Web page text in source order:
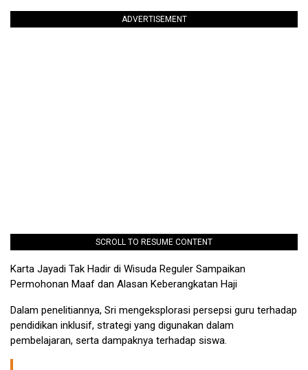
ADVERTISEMENT
SCROLL TO RESUME CONTENT
Karta Jayadi Tak Hadir di Wisuda Reguler Sampaikan
Permohonan Maaf dan Alasan Keberangkatan Haji
Dalam penelitiannya, Sri mengeksplorasi persepsi guru terhadap
pendidikan inklusif, strategi yang digunakan dalam
pembelajaran, serta dampaknya terhadap siswa.